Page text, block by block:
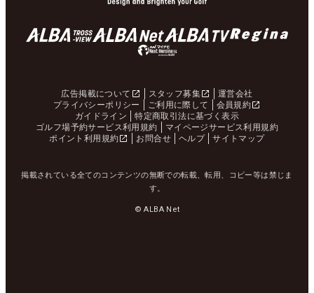
広告掲載について スタッフ募集
運営会社
プライバシーポリシー
ご利用に際して
会員規約
ガイドライン
特定商取引法に基づく表示
ゴルフ場予約サービス利用規約
マイページサービス利用規約
ポイント利用規約
お問合せ ヘルプ サイトマップ
掲載されている全てのコンテンツの無断での転載、転用、コピー等は禁じま
す。
© ALBA Net